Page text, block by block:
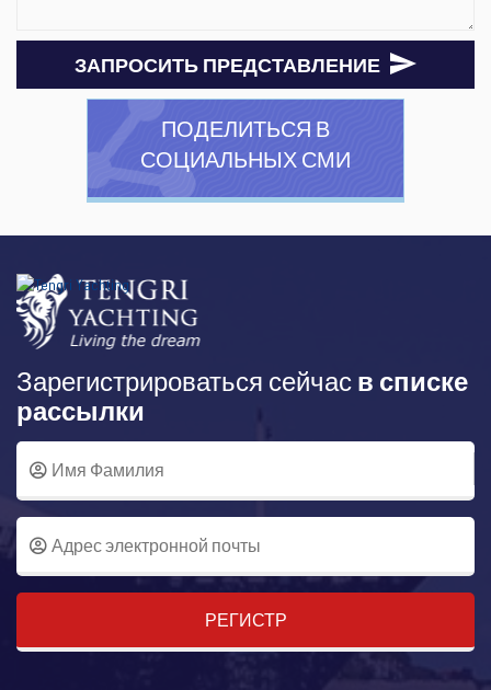
ЗАПРОСИТЬ ПРЕДСТАВЛЕНИЕ
ПОДЕЛИТЬСЯ В
СОЦИАЛЬНЫХ СМИ
Зарегистрироваться сейчас в списке
рассылки
РЕГИСТР